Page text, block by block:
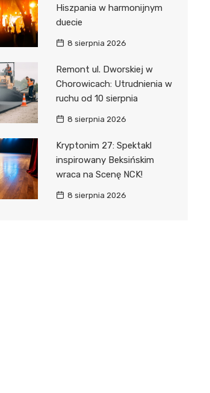
Hiszpania w harmonijnym
duecie
8 sierpnia 2026
Remont ul. Dworskiej w
Chorowicach: Utrudnienia w
ruchu od 10 sierpnia
8 sierpnia 2026
Kryptonim 27: Spektakl
inspirowany Beksińskim
wraca na Scenę NCK!
8 sierpnia 2026